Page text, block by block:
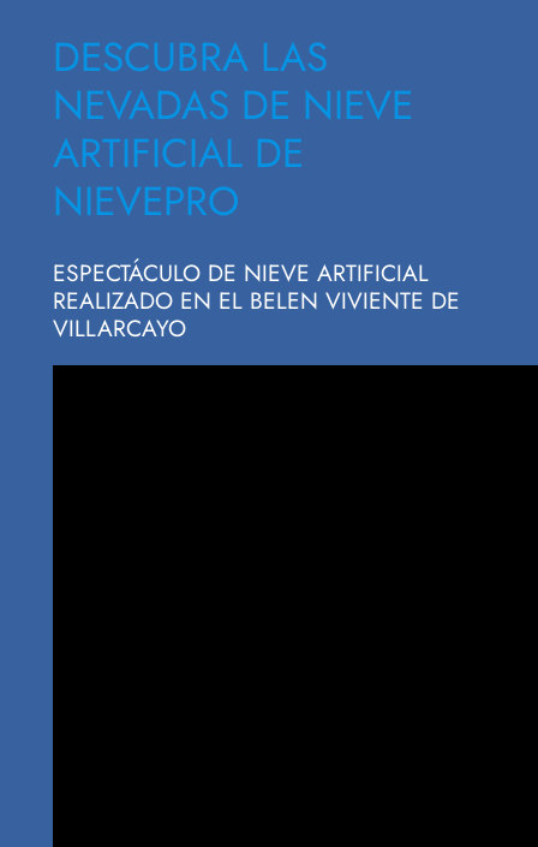
DESCUBRA LAS
NEVADAS DE NIEVE
ARTIFICIAL DE
NIEVEPRO
ESPECTÁCULO DE NIEVE ARTIFICIAL
REALIZADO EN EL BELEN VIVIENTE DE
VILLARCAYO